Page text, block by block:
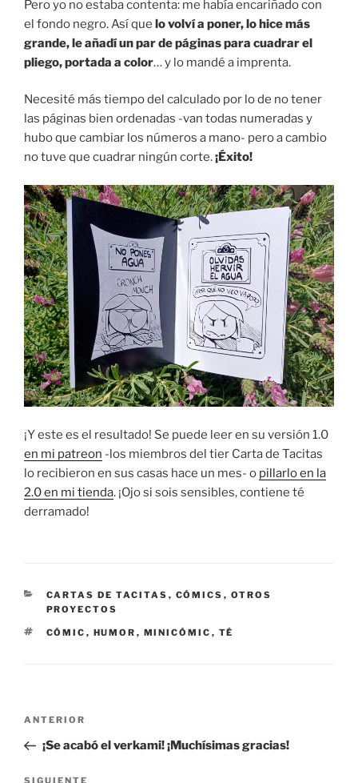
Pero yo no estaba contenta: me había encariñado con
el fondo negro. Así que lo volví a poner, lo hice más
grande, le añadí un par de páginas para cuadrar el
pliego, portada a color… y lo mandé a imprenta.
Necesité más tiempo del calculado por lo de no tener
las páginas bien ordenadas -van todas numeradas y
hubo que cambiar los números a mano- pero a cambio
no tuve que cuadrar ningún corte.¡Éxito!
¡Y este es el resultado! Se puede leer en su versión 1.0
en mi patreon -los miembros del tier Carta de Tacitas
lo recibieron en sus casas hace un mes- o pillarlo en la
2.0 en mi tienda. ¡Ojo si sois sensibles, contiene té
derramado!
CATEGORÍAS
CARTAS DE TACITAS , CÓMICS , OTROS
PROYECTOS
ETIQUETAS
CÓMIC , HUMOR , MINICÓMIC , TÉ
Navegación
entradas
Entrada
anterior:
ANTERIOR
¡Se acabó el verkami! ¡Muchísimas gracias!
SIGUIENTE